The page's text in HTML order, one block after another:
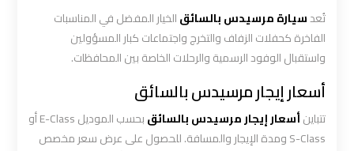
تُعدسيارة مرسيدس بالسائقالخيار المفضل في المناسبات
الفاخرة كحفلات الزفاف والتخرج واجتماعات كبار المسؤولين
واستقبال الوفود الرسمية والرحلات الخاصة بين المحافظات.
أسعار إيجار مرسيدس بالسائق
تتباينأسعار إيجار مرسيدس بالسائق
بحسب الموديل E-Class أو
S-Class ومدة الإيجار والمسافة. للحصول على عرض سعر مخصص
ليموزين
الاسكندريه
مطروح
ليموزين
الأحمر